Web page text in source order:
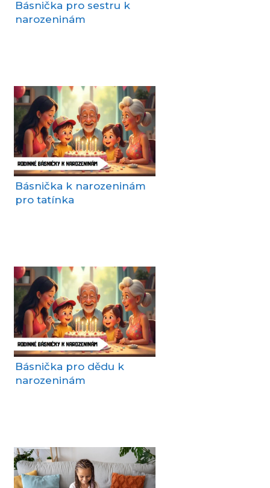
Básnička pro sestru k
narozeninám
Básnička k narozeninám
pro tatínka
Básnička pro dědu k
narozeninám